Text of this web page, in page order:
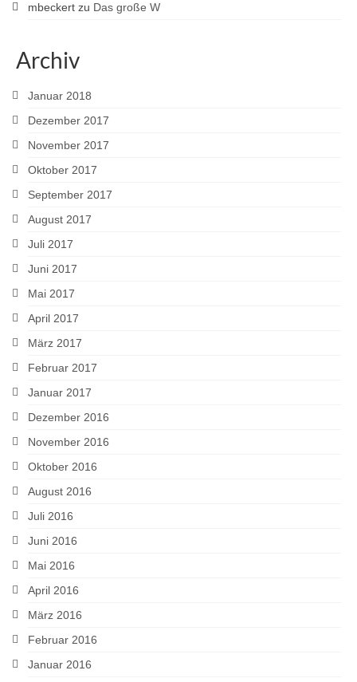
mbeckert zu Das große W
Archiv
Januar 2018
Dezember 2017
November 2017
Oktober 2017
September 2017
August 2017
Juli 2017
Juni 2017
Mai 2017
April 2017
März 2017
Februar 2017
Januar 2017
Dezember 2016
November 2016
Oktober 2016
August 2016
Juli 2016
Juni 2016
Mai 2016
April 2016
März 2016
Februar 2016
Januar 2016